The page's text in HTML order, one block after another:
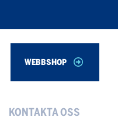
WEBBSHOP
KONTAKTA OSS